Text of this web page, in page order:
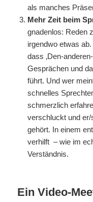
als manches
Mehr Zeit beim
gnadenlos: Reden
irgendwo etwas
dass ‚Den-
Gesprächen und
führt. Und wer
schnelles
schmerzlich
verschluckt und
gehört. In einem
verhilft – wie im
Verständnis.
Ein Video-